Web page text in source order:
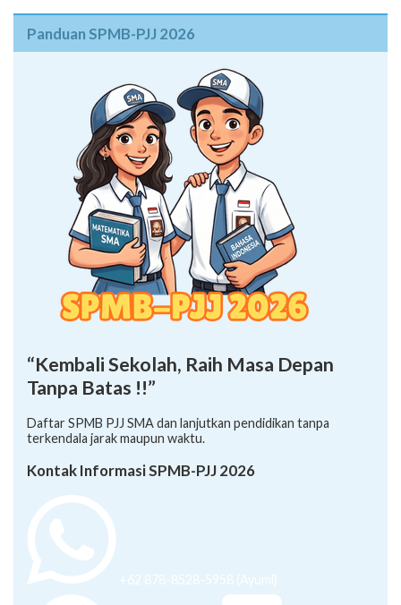
Panduan SPMB-PJJ 2026
“Kembali Sekolah, Raih Masa Depan
Tanpa Batas !!”
Daftar SPMB PJJ SMA dan lanjutkan pendidikan tanpa
terkendala jarak maupun waktu.
Kontak Informasi SPMB-PJJ 2026
+62 878-8528-5958 (Ayumi)